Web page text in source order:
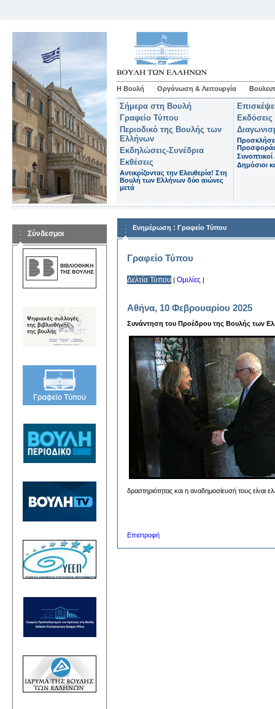
Η Βουλή Οργάνωση & Λειτουργία
Σήμερα στη Βουλή
Γραφείο Τύπου
Περιοδικό της Βουλής των
Ελλήνων
Εκδηλώσεις-Συνέδρια
Εκθέσεις
Αντικρίζοντας την Ελευθερία! Στη
Βουλή των Ελλήνων δύο αιώνες
μετά
Εκδόσεις
Δημόσιοι
Σύνδεσμοι
Ενημέρωση : Γραφείο Τύπου
Γραφείο Τύπου
Δελτία Τύπου | Ομιλίες |
Αθήνα, 10 Φεβρουαρίου 2025
Συνάντηση του Προέδρου της Βουλής των
δραστηριότητας και η αναδημοσίευσή τους είναι
Επιστροφή